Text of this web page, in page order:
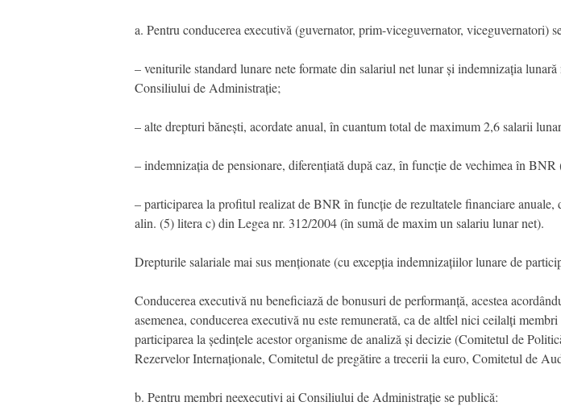
a. Pentru conducerea executivă (guvernator, prim-viceguvernator, viceguvernatori)
– veniturile standard lunare nete formate din salariul net lunar și indemnizația
Consiliului de Administrație;
– alte drepturi bănești, acordate anual, în cuantum total de maximum 2,6 salarii
– indemnizația de pensionare, diferențiată după caz, în funcție de vechimea în
– participarea la profitul realizat de BNR în funcție de rezultatele financiare
alin. (5) litera c) din Legea nr. 312/2004 (în sumă de maxim un salariu lunar net).
Drepturile salariale mai sus menționate (cu excepția indemnizațiilor lunare de
Conducerea executivă nu beneficiază de bonusuri de performanță, acestea
asemenea, conducerea executivă nu este remunerată, ca de altfel nici ceilalți
participarea la ședințele acestor organisme de analiză și decizie (Comitetul de
Rezervelor Internaționale, Comitetul de pregătire a trecerii la euro, Comitetul de
b. Pentru membri neexecutivi ai Consiliului de Administrație se publică: